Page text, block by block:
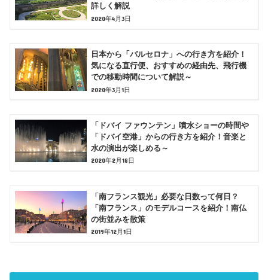
詳しく解説
2020年4月3日
日本から「バルセロナ」への行き方を紹介！
気になる直行便、おすすめの経由先、飛行機
での移動時間について解説～
2020年3月1日
「ドバイ ファウンテン」噴水ショーの時間や
「ドバイ空港」からの行き方を紹介！音楽と
水の演出が楽しめる～
2020年2月18日
「南フランス観光」必要な日数って何日？
「南フランス」のモデルコースを紹介！南仏
の街並みを散策
2019年12月1日